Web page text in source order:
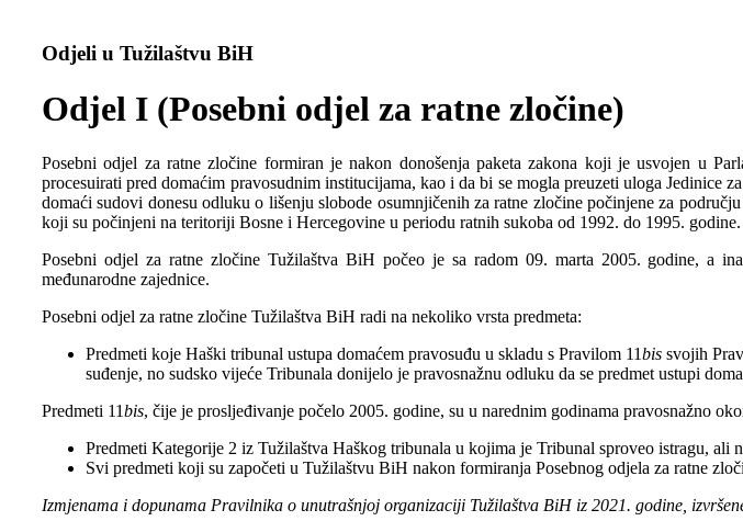
Odjeli u Tužilaštvu BiH
Odjel I (Posebni odjel za ratne zločine)
Posebni odjel za ratne zločine formiran je nakon donošenja paketa zakona koji je usvojen u
procesuirati pred domaćim pravosudnim institucijama, kao i da bi se mogla preuzeti uloga Jedinice
domaći sudovi donesu odluku o lišenju slobode osumnjičenih za ratne zločine počinjene za
koji su počinjeni na teritoriji Bosne i Hercegovine u periodu ratnih sukoba od 1992. do 1995. godine.
Posebni odjel za ratne zločine Tužilaštva BiH počeo je sa radom 09. marta 2005. godine, a
međunarodne zajednice.
Posebni odjel za ratne zločine Tužilaštva BiH radi na nekoliko vrsta predmeta:
Predmeti koje Haški tribunal ustupa domaćem pravosuđu u skladu s Pravilom 11bis svojih
suđenje, no sudsko vijeće Tribunala donijelo je pravosnažnu odluku da se predmet ustupi
Predmeti 11bis, čije je prosljeđivanje počelo 2005. godine, su u narednim godinama pravosnažno
Predmeti Kategorije 2 iz Tužilaštva Haškog tribunala u kojima je Tribunal sproveo istragu,
Svi predmeti koji su započeti u Tužilaštvu BiH nakon formiranja Posebnog odjela za ratne
Izmjenama i dopunama Pravilnika o unutrašnjoj organizaciji Tužilaštva BiH iz 2021. godine,